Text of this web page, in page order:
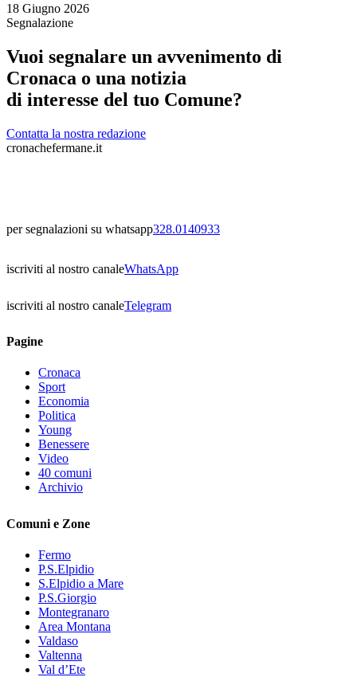
18 Giugno 2026
Segnalazione
Vuoi segnalare un avvenimento di
Cronaca o una notizia
di interesse del tuo Comune?
Contatta la nostra redazione
cronachefermane.it
per segnalazioni su whatsapp328.0140933
iscriviti al nostro canaleWhatsApp
iscriviti al nostro canaleTelegram
Pagine
Cronaca
Sport
Economia
Politica
Young
Benessere
Video
40 comuni
Archivio
Comuni e Zone
Fermo
P.S.Elpidio
S.Elpidio a Mare
P.S.Giorgio
Montegranaro
Area Montana
Valdaso
Valtenna
Val d’Ete